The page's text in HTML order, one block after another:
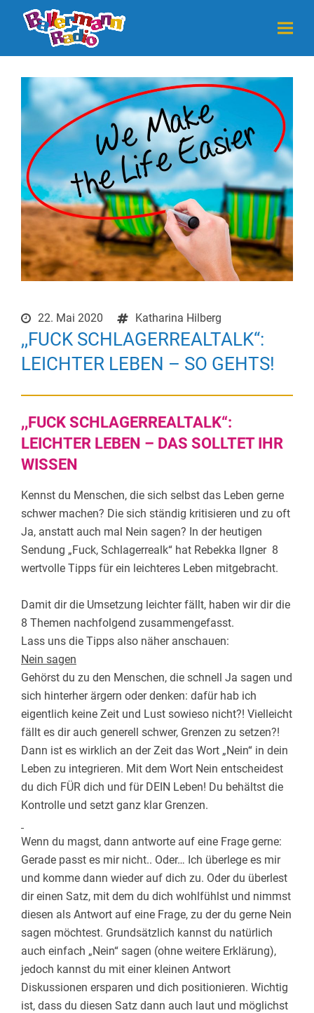
22. Mai 2020 Katharina Hilberg
,,FUCK SCHLAGERREALTALK“:
LEICHTER LEBEN – SO GEHTS!
,,FUCK SCHLAGERREALTALK“:
LEICHTER LEBEN – DAS SOLLTET IHR
WISSEN
Kennst du Menschen, die sich selbst das Leben gerne
schwer machen? Die sich ständig kritisieren und zu oft
Ja, anstatt auch mal Nein sagen? In der heutigen
Sendung „Fuck, Schlagerrealk“ hat Rebekka Ilgner 8
wertvolle Tipps für ein leichteres Leben mitgebracht.
Damit dir die Umsetzung leichter fällt, haben wir dir die
8 Themen nachfolgend zusammengefasst.
Lass uns die Tipps also näher anschauen:
Nein sagen
Gehörst du zu den Menschen, die schnell Ja sagen und
sich hinterher ärgern oder denken: dafür hab ich
eigentlich keine Zeit und Lust sowieso nicht?! Vielleicht
fällt es dir auch generell schwer, Grenzen zu setzen?!
Dann ist es wirklich an der Zeit das Wort „Nein“ in dein
Leben zu integrieren. Mit dem Wort Nein entscheidest
du dich FÜR dich und für DEIN Leben! Du behältst die
Kontrolle und setzt ganz klar Grenzen.
Wenn du magst, dann antworte auf eine Frage gerne:
Gerade passt es mir nicht.. Oder… Ich überlege es mir
und komme dann wieder auf dich zu. Oder du überlest
dir einen Satz, mit dem du dich wohlfühlst und nimmst
diesen als Antwort auf eine Frage, zu der du gerne Nein
sagen möchtest. Grundsätzlich kannst du natürlich
auch einfach „Nein“ sagen (ohne weitere Erklärung),
jedoch kannst du mit einer kleinen Antwort
Diskussionen ersparen und dich positionieren. Wichtig
ist, dass du diesen Satz dann auch laut und möglichst